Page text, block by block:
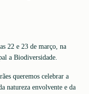
22 e 23 de março, na
a Biodiversidade.
queremos celebrar a
natureza envolvente e da